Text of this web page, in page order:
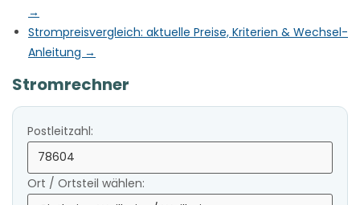
→
Strompreisvergleich: aktuelle Preise, Kriterien & Wechsel-
Anleitung →
Stromrechner
Postleitzahl:
Ort / Ortsteil wählen: